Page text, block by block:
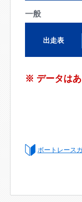
一般
出走表
※ データはあ
ボートレース